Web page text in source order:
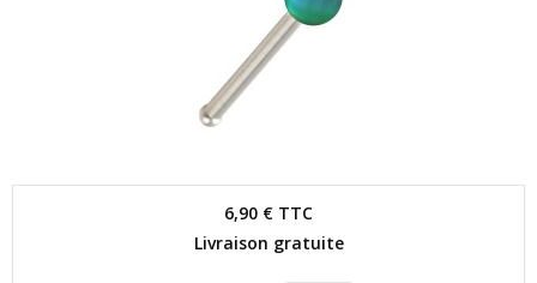
6,90 € TTC
Livraison gratuite